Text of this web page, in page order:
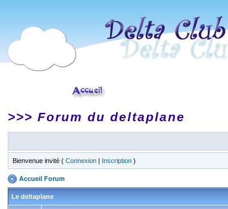
>>> Forum du deltaplane
Bienvenue invité ( Connexion | Inscription )
Accueil Forum
Le deltaplane